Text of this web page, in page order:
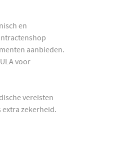
en
aanbieden.
voor
vereisten
zekerheid.